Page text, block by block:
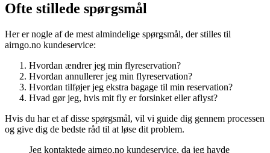
Ofte stillede spørgsmål
Her er nogle af de mest almindelige spørgsmål, der stilles til
airngo.no kundeservice:
Hvordan ændrer jeg min flyreservation?
Hvordan annullerer jeg min flyreservation?
Hvordan tilføjer jeg ekstra bagage til min reservation?
Hvad gør jeg, hvis mit fly er forsinket eller aflyst?
Hvis du har et af disse spørgsmål, vil vi guide dig gennem processen
og give dig de bedste råd til at løse dit problem.
Jeg kontaktede airngo.no kundeservice, da jeg havde